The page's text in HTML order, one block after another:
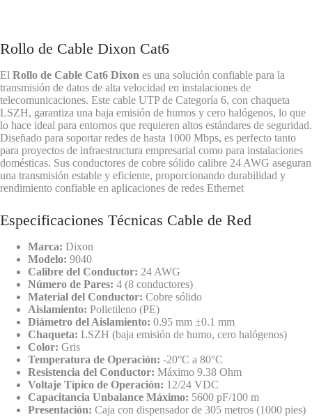
Rollo de Cable Dixon Cat6
El Rollo de Cable Cat6 Dixon es una solución confiable para la
transmisión de datos de alta velocidad en instalaciones de
telecomunicaciones. Este cable UTP de Categoría 6, con chaqueta
LSZH, garantiza una baja emisión de humos y cero halógenos, lo que
lo hace ideal para entornos que requieren altos estándares de seguridad.
Diseñado para soportar redes de hasta 1000 Mbps, es perfecto tanto
para proyectos de infraestructura empresarial como para instalaciones
domésticas. Sus conductores de cobre sólido calibre 24 AWG aseguran
una transmisión estable y eficiente, proporcionando durabilidad y
rendimiento confiable en aplicaciones de redes Ethernet
Especificaciones Técnicas Cable de Red
Marca: Dixon
Modelo: 9040
Calibre del Conductor: 24 AWG
Número de Pares: 4 (8 conductores)
Material del Conductor: Cobre sólido
Aislamiento: Polietileno (PE)
Diámetro del Aislamiento: 0.95 mm ±0.1 mm
Chaqueta: LSZH (baja emisión de humo, cero halógenos)
Color: Gris
Temperatura de Operación: -20°C a 80°C
Resistencia del Conductor: Máximo 9.38 Ohm
Voltaje Típico de Operación: 12/24 VDC
Capacitancia Unbalance Máximo: 5600 pF/100 m
Presentación: Caja con dispensador de 305 metros (1000 pies)